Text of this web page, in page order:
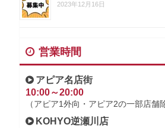
2023年12月16日
営業時間
アピア名店街
10:00～20:00
（アピア1外向・アピア2の一部店舗
KOHYO逆瀬川店